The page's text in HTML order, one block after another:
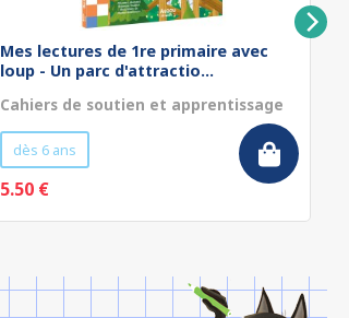
Mes lectures de 1re primaire avec
loup - Un parc d'attractio...
Cahiers de soutien et apprentissage
dès 6 ans
5.50 €